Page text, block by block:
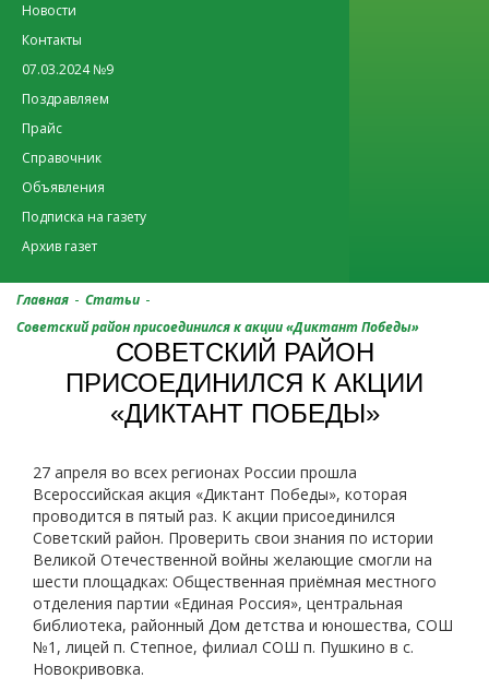
Новости
Контакты
07.03.2024 №9
Поздравляем
Прайс
Справочник
Объявления
Подписка на газету
Архив газет
Главная - Статьи -
Советский район присоединился к акции «Диктант Победы»
СОВЕТСКИЙ РАЙОН
ПРИСОЕДИНИЛСЯ К АКЦИИ
«ДИКТАНТ ПОБЕДЫ»
27 апреля во всех регионах России прошла
Всероссийская акция «Диктант Победы», которая
проводится в пятый раз. К акции присоединился
Советский район. Проверить свои знания по истории
Великой Отечественной войны желающие смогли на
шести площадках: Общественная приёмная местного
отделения партии «Единая Россия», центральная
библиотека, районный Дом детства и юношества, СОШ
№1, лицей п. Степное, филиал СОШ п. Пушкино в с.
Новокривовка.